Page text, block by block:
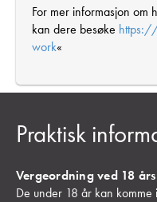
For mer informasjon om
kan dere besøke
work«
Praktisk
Vergeordning ved 18
De under 18 år kan